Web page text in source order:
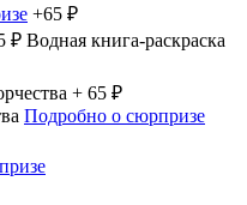
+65 ₽
Водная книга-раскраска
Подробно о сюрпризе